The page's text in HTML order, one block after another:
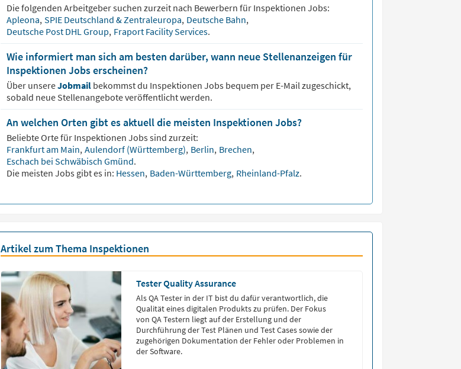
Die folgenden Arbeitgeber suchen zurzeit nach Bewerbern für Inspektionen Jobs:
Apleona, SPIE Deutschland & Zentraleuropa, Deutsche Bahn,
Deutsche Post DHL Group, Fraport Facility Services.
Wie informiert man sich am besten darüber, wann neue Stellenanzeigen für
Inspektionen Jobs erscheinen?
Über unsereJobmail bekommst du Inspektionen Jobs bequem per E-Mail zugeschickt,
sobald neue Stellenangebote veröffentlicht werden.
An welchen Orten gibt es aktuell die meisten Inspektionen Jobs?
Beliebte Orte für Inspektionen Jobs sind zurzeit:
Frankfurt am Main, Aulendorf (Württemberg), Berlin, Brechen,
Eschach bei Schwäbisch Gmünd.
Die meisten Jobs gibt es in: Hessen, Baden-Württemberg, Rheinland-Pfalz.
Artikel zum Thema Inspektionen
Tester Quality Assurance
Als QA Tester in der IT bist du dafür verantwortlich, die
Qualität eines digitalen Produkts zu prüfen. Der Fokus
von QA Testern liegt auf der Erstellung und der
Durchführung der Test Plänen und Test Cases sowie der
zugehörigen Dokumentation der Fehler oder Problemen in
der Software.